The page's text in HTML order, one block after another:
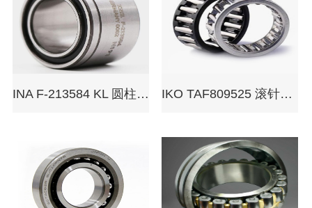
INA F-213584 KL 圆柱滚子轴承 IKO TAF809525 滚针轴承